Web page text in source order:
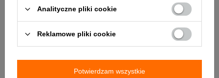
Spartherm posiadają dopracowany system podziału
powietrza, który jest w płynny sposób
regulowany. Podczas rozpalania powietrze podawane jest
pod popielnikiem oraz na szybę, po zamknięciu powietrza
podawane jest ono tylko na tylną ścianę. Objawia się to
tzw. dopalaniem spalin, co skutkuje wysoką sprawnością
urządzenia. Sprawność paleniska to ilość energii
Analityczne pliki cookie
Reklamowe pliki cookie
Potwierdzam wszystkie